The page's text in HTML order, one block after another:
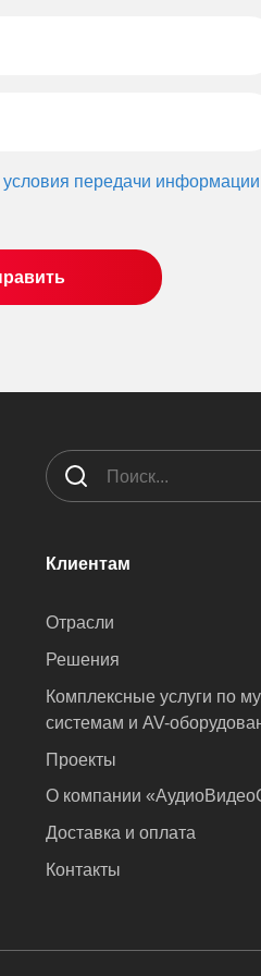
условия передачи информации
Клиентам
Отрасли
Решения
Комплексные услуги по
системам и AV-
Проекты
О компании
Доставка и оплата
Контакты